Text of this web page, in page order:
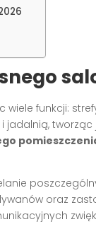
funkcji:
jadalnią,
oraz